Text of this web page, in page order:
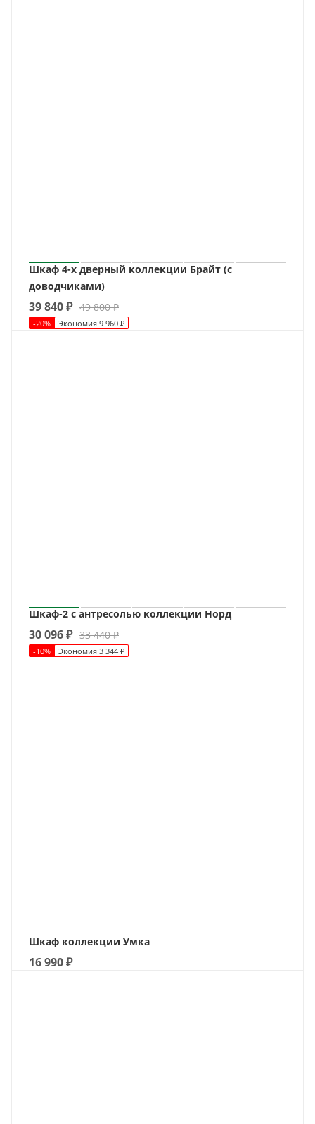
Шкаф 4-х дверный коллекции Брайт (с
доводчиками)
39 840₽ 49 800₽
-20% Экономия 9 960 ₽
Шкаф-2 с антресолью коллекции Норд
30 096₽ 33 440₽
-10% Экономия 3 344 ₽
Шкаф коллекции Умка
16 990₽